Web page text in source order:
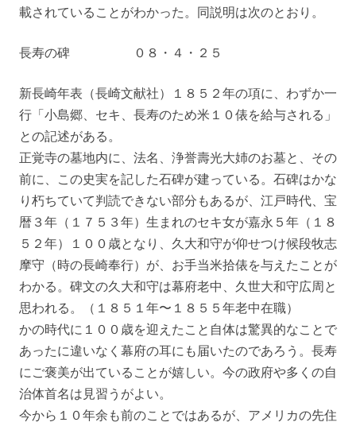
載されていることがわかった。同説明は次のとおり。
長寿の碑 ０８・４・２５
新長崎年表（長崎文献社）１８５２年の項に、わずか一
行「小島郷、セキ、長寿のため米１０俵を給与される」
との記述がある。
正覚寺の墓地内に、法名、浄誉壽光大姉のお墓と、その
前に、この史実を記した石碑が建っている。石碑はかな
り朽ちていて判読できない部分もあるが、江戸時代、宝
暦３年（１７５３年）生まれのセキ女が嘉永５年（１８
５２年）１００歳となり、久大和守が仰せつけ候段牧志
摩守（時の長崎奉行）が、お手当米拾俵を与えたことが
わかる。碑文の久大和守は幕府老中、久世大和守広周と
思われる。（１８５１年〜１８５５年老中在職）
かの時代に１００歳を迎えたこと自体は驚異的なことで
あったに違いなく幕府の耳にも届いたのであろう。長寿
にご褒美が出ていることが嬉しい。今の政府や多くの自
治体首名は見習うがよい。
今から１０年余も前のことではあるが、アメリカの先住